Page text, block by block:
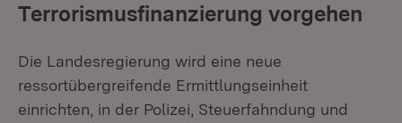
Terrorismusfinanzierung vorgehen
Die Landesregierung wird eine neue
ressortübergreifende Ermittlungseinheit
einrichten, in der Polizei, Steuerfahndung und